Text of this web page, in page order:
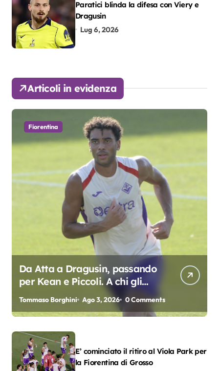
Paratici blinda la difesa con Viery e
Dragusin
Lug 6, 2026
Articoli in evidenza
Fiorentina
Da Atta a Dragusin, passando
per Kean e Piccoli. A chi gli
oscar del precampionato?
Tommaso Borghini Ago 3, 2026 0 Comments
E’ cominciato il ritiro al Viola Park per
la Fiorentina di Grosso